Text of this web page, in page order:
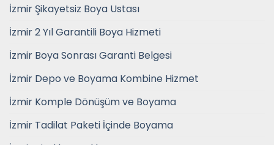
İzmir Şikayetsiz Boya Ustası
İzmir 2 Yıl Garantili Boya Hizmeti
İzmir Boya Sonrası Garanti Belgesi
İzmir Depo ve Boyama Kombine Hizmet
İzmir Komple Dönüşüm ve Boyama
İzmir Tadilat Paketi İçinde Boyama